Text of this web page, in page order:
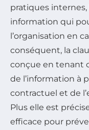
pratiques
information qui
l’organisation en
conséquent, la
conçue en tenant
de l’information à
contractuel et de
Plus elle est
efficace pour